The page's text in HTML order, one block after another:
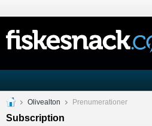
Olivealton Prenumerationer
Subscription